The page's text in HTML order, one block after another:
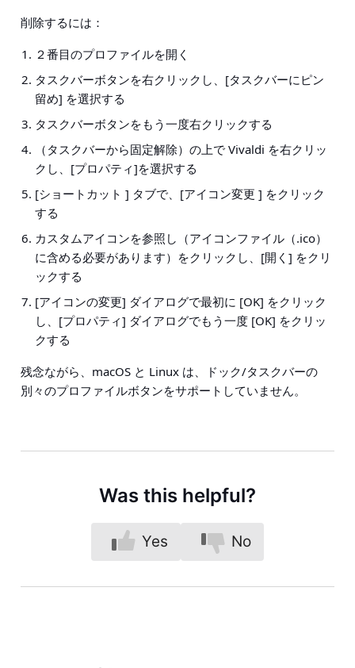
削除するには：
２番目のプロファイルを開く
タスクバーボタンを右クリックし、[タスクバーにピン
留め] を選択する
タスクバーボタンをもう一度右クリックする
（タスクバーから固定解除）の上で Vivaldi を右クリッ
クし、[プロパティ]を選択する
[ショートカット ] タブで、[アイコン変更 ] をクリック
する
カスタムアイコンを参照し（アイコンファイル（.ico）
に含める必要があります）をクリックし、[開く] をクリ
ックする
[アイコンの変更] ダイアログで最初に [OK] をクリック
し、[プロパティ] ダイアログでもう一度 [OK] をクリッ
クする
残念ながら、macOS と Linux は、ドック/タスクバーの
別々のプロファイルボタンをサポートしていません。
Was this helpful?
Yes No